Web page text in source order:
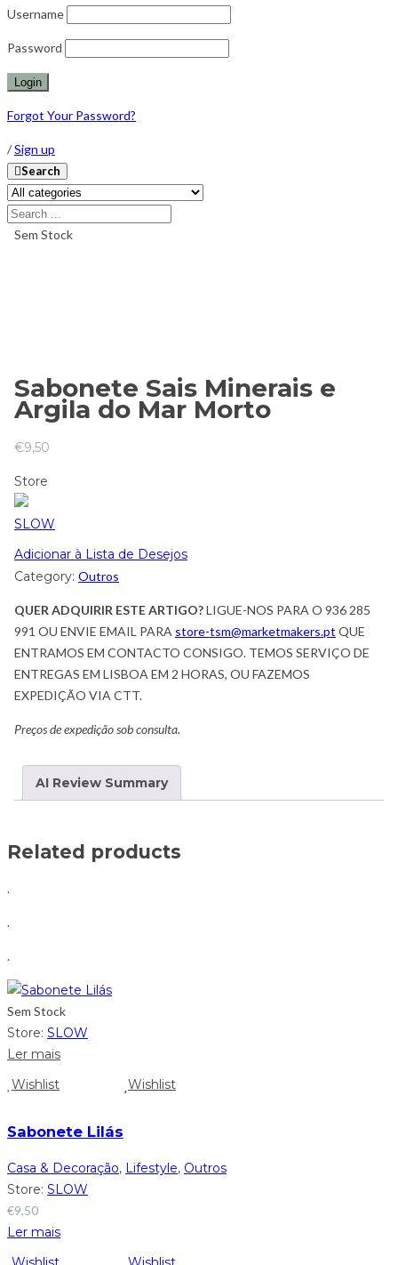
Username
Password
Forgot Your Password?
/Sign up
Search
Sem Stock
Sabonete Sais Minerais e
Argila do Mar Morto
€9,50
Store
SLOW
Adicionar à Lista de Desejos
Category: Outros
QUER ADQUIRIR ESTE ARTIGO?LIGUE-NOS PARA O 936 285
991 OU ENVIE EMAIL PARA store-tsm@marketmakers.pt QUE
ENTRAMOS EM CONTACTO CONSIGO. TEMOS SERVIÇO DE
ENTREGAS EM LISBOA EM 2 HORAS, OU FAZEMOS
EXPEDIÇÃO VIA CTT.
Preços de expedição sob consulta.
AI Review Summary
Related products
.
.
.
Sem Stock
Store: SLOW
Ler mais
Wishlist
Wishlist
Sabonete Lilás
Casa & Decoração, Lifestyle, Outros
Store: SLOW
€9,50
Ler mais